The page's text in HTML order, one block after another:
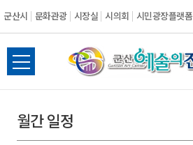
군산시 문화관광 시장실 시의회 시민광장플랫폼
군
산
전
체
뉴
열
월간 일정